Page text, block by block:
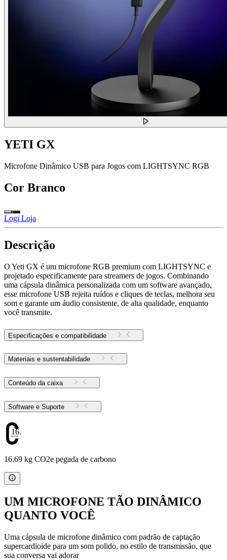
YETI GX
Microfone Dinâmico USB para Jogos com LIGHTSYNC RGB
Cor Branco
Logi Loja
Descrição
O Yeti GX é um microfone RGB premium com LIGHTSYNC e
projetado especificamente para streamers de jogos. Combinando
uma cápsula dinâmica personalizada com um software avançado,
esse microfone USB rejeita ruídos e cliques de teclas, melhora seu
som e garante um áudio consistente, de alta qualidade, enquanto
você transmite.
Especificações e compatibilidade
Materiais e sustentabilidade
Conteúdo da caixa
Software e Suporte
16.69
16.69 kg CO2e pegada de carbono
UM MICROFONE TÃO DINÂMICO
QUANTO VOCÊ
Uma cápsula de microfone dinâmico com padrão de captação
supercardioide para um som polido, no estilo de transmissão, que
sua conversa vai adorar